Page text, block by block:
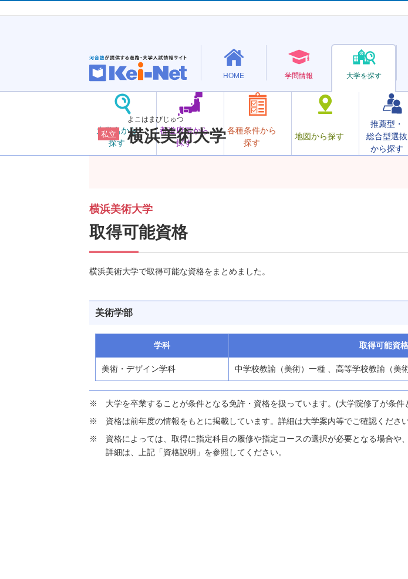
HOME 学問情報 大学を探す
大学名から
探す
都道府県から
探す
各種条件から
探す
地図から探す
推薦型・
総合型選抜
から探す
私立
よこはまびじゅつ
横浜美術大学
横浜美術大学
取得可能資格
横浜美術大学で取得可能な資格をまとめました。
美術学部
学科 取得可能資格
美術・デザイン学科 中学校教諭（美術）一種 、高等学校教諭（美
大学を卒業することが条件となる免許・資格を扱っています。(大学院修了が条件
資格は前年度の情報をもとに掲載しています。詳細は大学案内等でご確認ください
資格によっては、取得に指定科目の履修や指定コースの選択が必要となる場合や
詳細は、上記「資格説明」を参照してください。